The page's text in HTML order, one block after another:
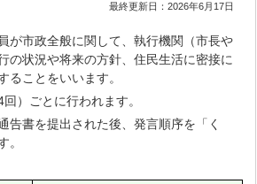
最終更新日：2026年6月17日
が市政全般に関して、執行機関（市長や
の状況や将来の方針、住民生活に密接に
ることをいいます。
）ごとに行われます。
告書を提出された後、発言順序を「く
。